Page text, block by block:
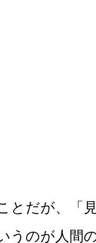
とだが、「
うのが人間